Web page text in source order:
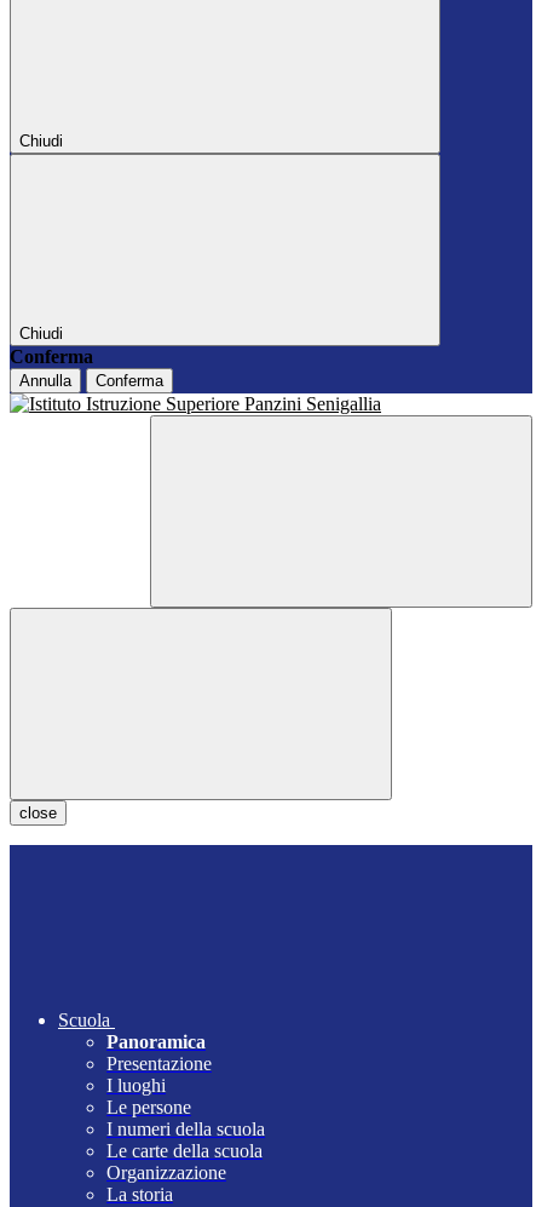
Chiudi
Chiudi
Conferma
Annulla Conferma
close
Scuola
Panoramica
Presentazione
I luoghi
Le persone
I numeri della scuola
Le carte della scuola
Organizzazione
La storia